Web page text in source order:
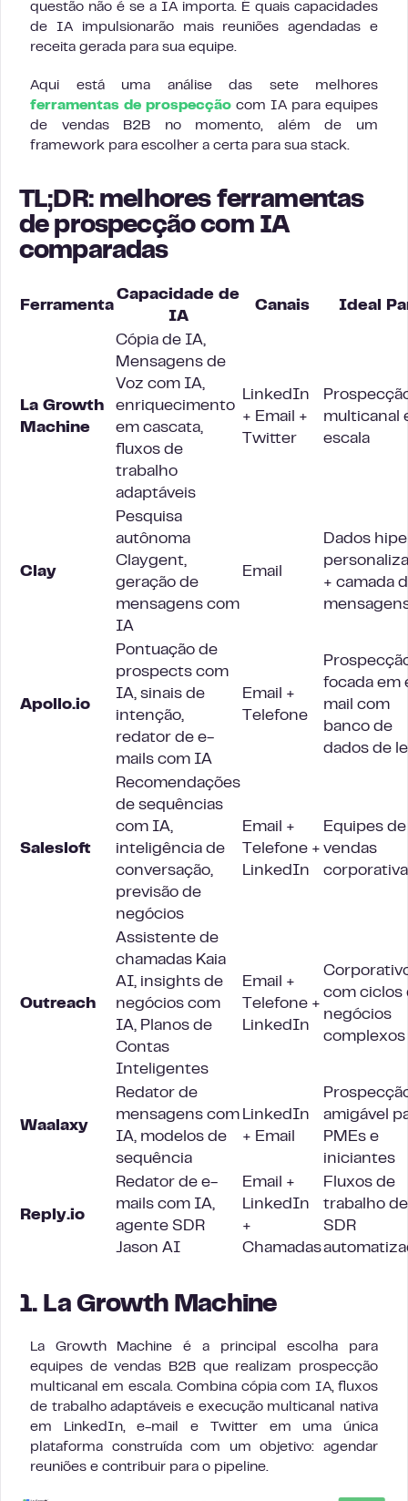
questão não é se a IA importa. É quais capacidades
de IA impulsionarão mais reuniões agendadas e
receita gerada para sua equipe.
Aqui está uma análise das sete melhores
ferramentas de prospecção com IA para equipes
de vendas B2B no momento, além de um
framework para escolher a certa para sua stack.
TL;DR: melhores ferramentas
de prospecção com IA
comparadas
Ferramenta
Capacidade de
IA
Canais Ideal
La Growth
Machine
Cópia de IA,
Mensagens de
Voz com IA,
enriquecimento
em cascata,
fluxos de
trabalho
adaptáveis
LinkedIn
+ Email +
Twitter
multicanal
escala
Clay
Pesquisa
autônoma
Claygent,
geração de
mensagens com
IA
Email
Dados
+ camada
Apollo.io
Pontuação de
prospects com
IA, sinais de
intenção,
redator de e-
mails com IA
Email +
Telefone
focada em
mail com
banco de
dados de
Salesloft
Recomendações
de sequências
com IA,
inteligência de
conversação,
previsão de
negócios
Email +
Telefone +
LinkedIn
Equipes de
vendas
Outreach
Assistente de
chamadas Kaia
AI, insights de
negócios com
IA, Planos de
Contas
Inteligentes
Email +
Telefone +
LinkedIn
com ciclos
negócios
complexos
Waalaxy
Redator de
mensagens com
IA, modelos de
sequência
LinkedIn
+ Email
amigável
PMEs e
iniciantes
Reply.io
Redator de e-
mails com IA,
agente SDR
Jason AI
Email +
LinkedIn
+
Chamadas
Fluxos de
trabalho de
SDR
1. La Growth Machine
La Growth Machine é a principal escolha para
equipes de vendas B2B que realizam prospecção
multicanal em escala. Combina cópia com IA, fluxos
de trabalho adaptáveis e execução multicanal nativa
em LinkedIn, e-mail e Twitter em uma única
plataforma construída com um objetivo: agendar
reuniões e contribuir para o pipeline.